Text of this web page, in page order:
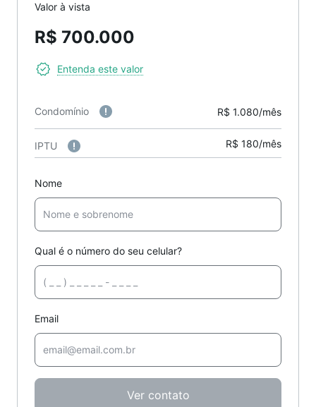
Valor à vista
R$ 700.000
Entenda este valor
Condomínio R$ 1.080/mês
IPTU R$ 180/mês
Nome
Qual é o número do seu celular?
Email
Ver contato